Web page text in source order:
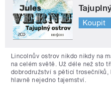
Koupit
Lincolnův ostrov nikdo nikdy na
na celém světě. Už déle než sto
dobrodružství s pěticí trosečníků,
hlavně nejedno tajemství.